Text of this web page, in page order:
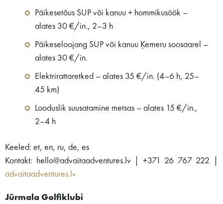
Päikesetõus SUP või kanuu + hommikusöök –
alates 30 €/in., 2–3 h
Päikeseloojang SUP või kanuu Ķemeru soosaarel –
alates 30 €/in.
Elektrirattaretked – alates 35 €/in. (4–6 h, 25–
45 km)
Looduslik suusatamine metsas – alates 15 €/in.,
2–4 h
Keeled: et, en, ru, de, es
Kontakt: hello@advaitaadventures.lv | +371 26 767 222 |
advaitaadventures.lv
Jūrmala Golfiklubi